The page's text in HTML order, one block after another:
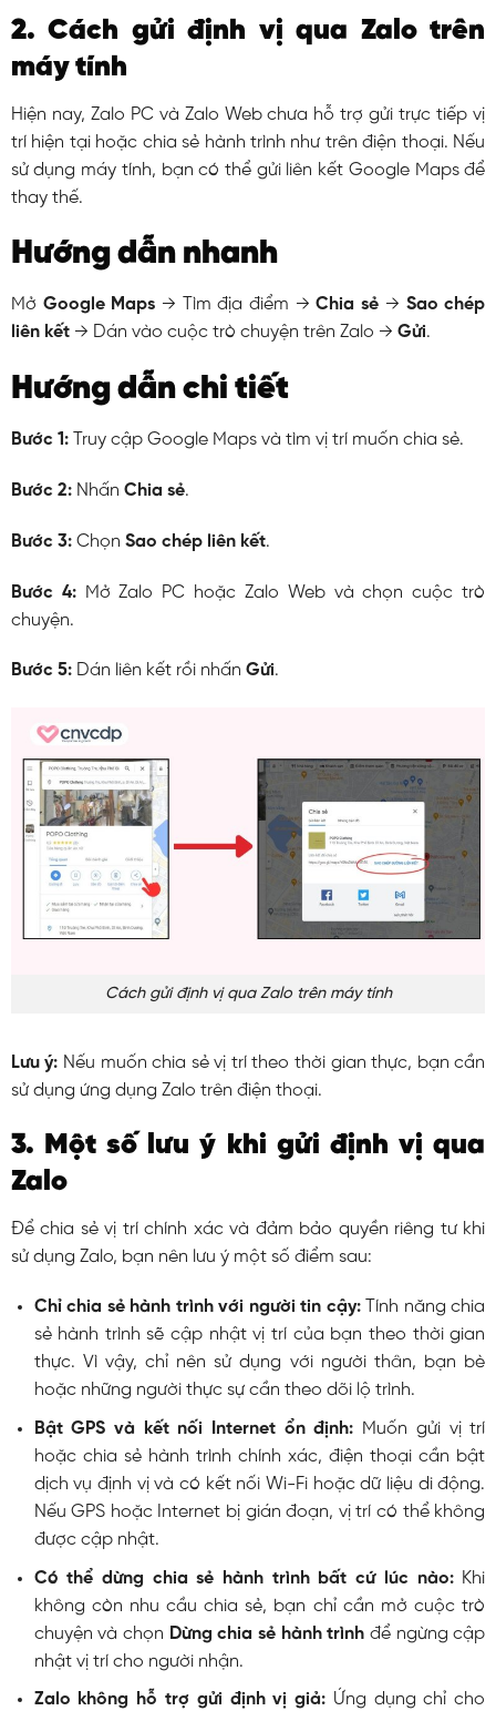
2. Cách gửi định vị qua Zalo trên
máy tính
Hiện nay, Zalo PC và Zalo Web chưa hỗ trợ gửi trực tiếp vị
trí hiện tại hoặc chia sẻ hành trình như trên điện thoại. Nếu
sử dụng máy tính, bạn có thể gửi liên kết Google Maps để
thay thế.
Hướng dẫn nhanh
Mở Google Maps → Tìm địa điểm →Chia sẻ → Sao chép
liên kết→ Dán vào cuộc trò chuyện trên Zalo → Gửi.
Hướng dẫn chi tiết
Bước 1:Truy cập Google Maps và tìm vị trí muốn chia sẻ.
Bước 2:Nhấn Chia sẻ.
Bước 3:Chọn Sao chép liên kết.
Bước 4:Mở Zalo PC hoặc Zalo Web và chọn cuộc trò
chuyện.
Bước 5:Dán liên kết rồi nhấn Gửi.
Cách gửi định vị qua Zalo trên máy tính
Lưu ý: Nếu muốn chia sẻ vị trí theo thời gian thực, bạn cần
sử dụng ứng dụng Zalo trên điện thoại.
3. Một số lưu ý khi gửi định vị qua
Zalo
Để chia sẻ vị trí chính xác và đảm bảo quyền riêng tư khi
sử dụng Zalo, bạn nên lưu ý một số điểm sau:
Chỉ chia sẻ hành trình với người tin cậy:Tính năng chia
sẻ hành trình sẽ cập nhật vị trí của bạn theo thời gian
thực. Vì vậy, chỉ nên sử dụng với người thân, bạn bè
hoặc những người thực sự cần theo dõi lộ trình.
Bật GPS và kết nối Internet ổn định: Muốn gửi vị trí
hoặc chia sẻ hành trình chính xác, điện thoại cần bật
dịch vụ định vị và có kết nối Wi-Fi hoặc dữ liệu di động.
Nếu GPS hoặc Internet bị gián đoạn, vị trí có thể không
được cập nhật.
Có thể dừng chia sẻ hành trình bất cứ lúc nào:Khi
không còn nhu cầu chia sẻ, bạn chỉ cần mở cuộc trò
chuyện và chọn Dừng chia sẻ hành trình để ngừng cập
nhật vị trí cho người nhận.
Zalo không hỗ trợ gửi định vị giả: Ứng dụng chỉ cho